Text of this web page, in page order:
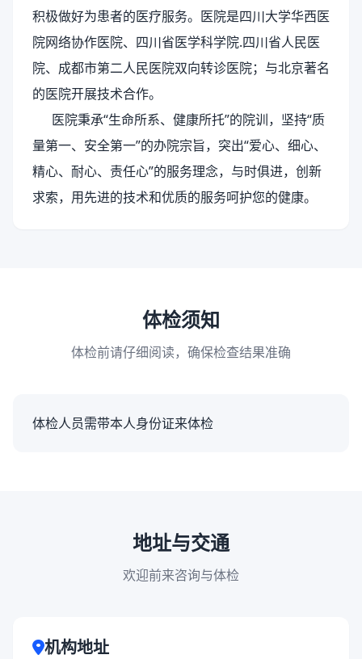
积极做好为患者的医疗服务。医院是四川大学华西医
院网络协作医院、四川省医学科学院.四川省人民医
院、成都市第二人民医院双向转诊医院；与北京著名
的医院开展技术合作。
医院秉承“生命所系、健康所托”的院训，坚持“质
量第一、安全第一”的办院宗旨，突出“爱心、细心、
精心、耐心、责任心”的服务理念，与时俱进，创新
求索，用先进的技术和优质的服务呵护您的健康。
体检须知
体检前请仔细阅读，确保检查结果准确
体检人员需带本人身份证来体检
地址与交通
欢迎前来咨询与体检
机构地址